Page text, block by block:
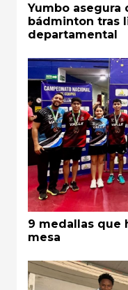
Yumbo asegura
bádminton tras
departamental
9 medallas que
mesa